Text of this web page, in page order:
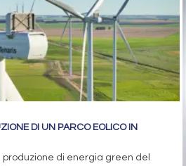
DI UN PARCO EOLICO IN
di energia green del